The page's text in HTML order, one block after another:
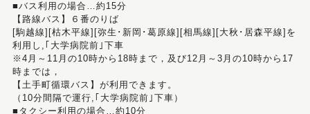
■バス利用の場合…約15分
【路線バス】６番のりば
[駒越線][枯木平線][弥生･新岡･葛原線][相馬線][大秋･居森平線]を
利用し,｢大学病院前｣下車
※4月～11月の10時から18時まで，及び12月～3月の10時から17
時までは，
【土手町循環バス】が利用できます。
（10分間隔で運行,｢大学病院前｣下車）
■タクシー利用の場合…約10分